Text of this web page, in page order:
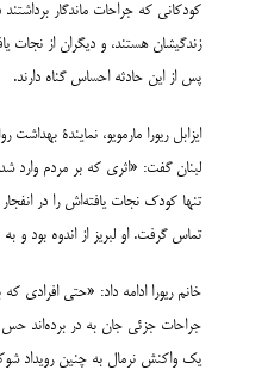
کودکانی که جراحات ماندگار
زندگیشان هستند، و دیگران از نجات
پس از این حادثه احساس گناه دارند.
ایزابل ریورا مارمویو، نمایندۀ
لبنان گفت: «اثری که بر مردم
تنها کودک نجات یافته‌اش را در
تماس گرفت. او لبریز از اندوه بود و
خانم ریورا ادامه داد: «حتی افرادی
جراحات جزئی جان به در برده‌اند حس
یک واکنش نرمال به چنین رویداد